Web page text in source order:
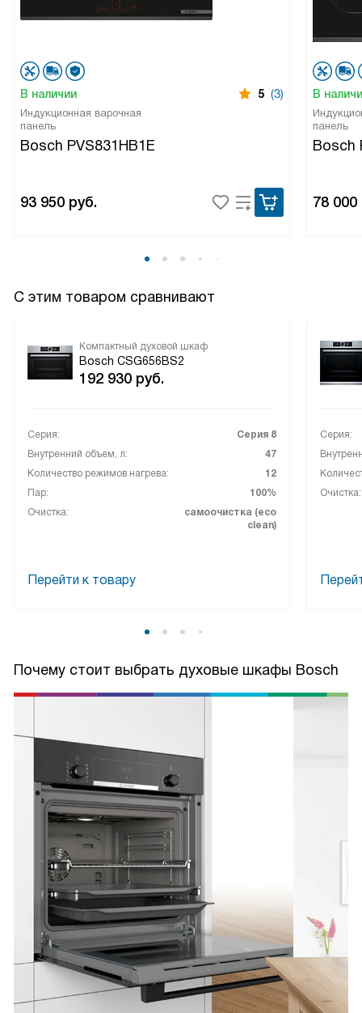
В наличии 5 (3)
Индукционная варочная
панель
Bosch PVS831HB1E
93 950 руб.
В
панель
Bosch
78 000
С этим товаром сравнивают
Компактный духовой шкаф
Bosch CSG656BS2
192 930 руб.
Серия:
Серия 8
Внутренний объем, л:
47
Количество режимов нагрева:
12
Пар:
100%
Очистка:
самоочистка (eco
clean)
Перейти к товару
Серия:
Очистка:
Почему стоит выбрать духовые шкафы Bosch